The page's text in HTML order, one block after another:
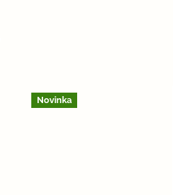
Novinka